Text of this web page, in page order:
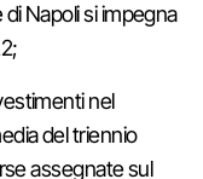
Napoli si impegna
nel
del triennio
assegnate sul